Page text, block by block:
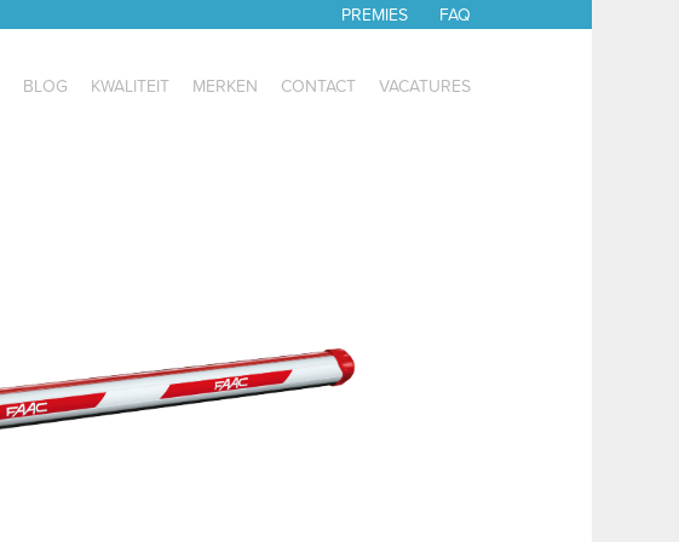
PREMIES FAQ
BLOG KWALITEIT MERKEN CONTACT VACATURES